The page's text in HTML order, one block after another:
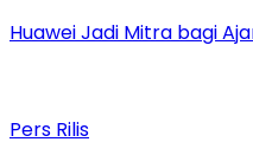
Huawei Jadi Mitra bagi
Pers Rilis